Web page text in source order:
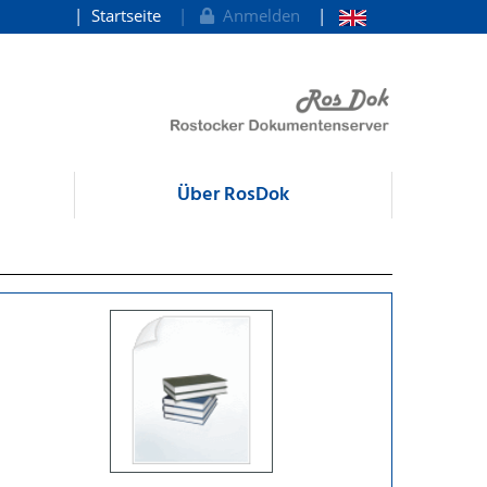
Startseite Anmelden
Über RosDok